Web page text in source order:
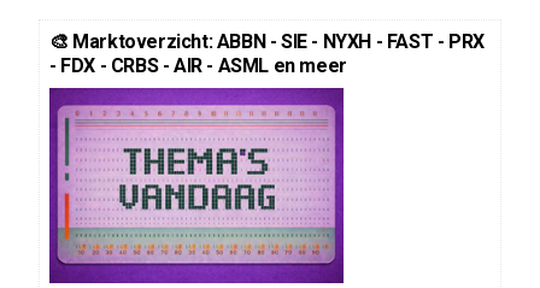
🎨 Marktoverzicht: ABBN - SIE - NYXH - FAST - PRX
- FDX - CRBS - AIR - ASML en meer